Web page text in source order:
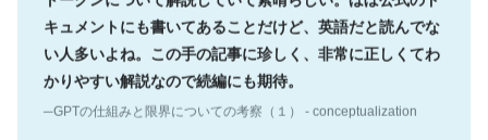
キュメントにも書いてあることだけど、英語だと読んでな
い人多いよね。この手の記事に珍しく、非常に正しくてわ
かりやすい解説なので続編にも期待。
─GPTの仕組みと限界についての考察（１） - conceptualization